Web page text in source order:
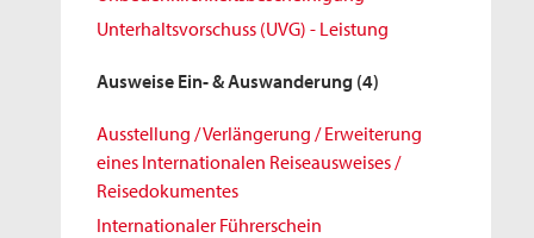
Unterhaltsvorschuss (UVG) - Leistung
Ausweise Ein- & Auswanderung (4)
Ausstellung / Verlängerung / Erweiterung
eines Internationalen Reiseausweises /
Reisedokumentes
Internationaler Führerschein